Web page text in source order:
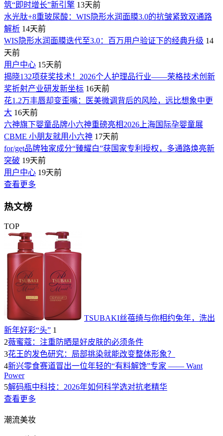
筑“即时增长”新引擎 13天前
水光肽+8重玻尿酸：WIS隐形水润面膜3.0的抗皱紧致双通路
解析 14天前
WIS隐形水润面膜迭代至3.0：百万用户验证下的经典升级 14
天前
用户中心 15天前
揭晓132项获奖技术！2026个人护理品行业——荣格技术创新
奖折射产业研发新坐标 16天前
花1.2万丰唇却变歪嘴：医美微调背后的风险，远比想象中更
大 16天前
六神旗下婴童品牌小六神重磅亮相2026上海国际孕婴童展
CBME 小朋友就用小六神 17天前
for/get品牌独家成分“臻耀白”获国家专利授权，多通路焕亮新
突破 19天前
用户中心 19天前
查看更多
热文榜
TOP
TSUBAKI丝蓓绮与你相约兔年，洗出
新年好彩“头” 1
2薇蜜蔻：注重防晒是好皮肤的必须条件
3花王的发色研究：局部挑染就能改变整体形象？
4新兴零食赛道冒出一位年轻的“有料解馋”专家 —— Want
Power
5解码瓶中科技：2026年如何科学选对抗老精华
查看更多
潮流美妆